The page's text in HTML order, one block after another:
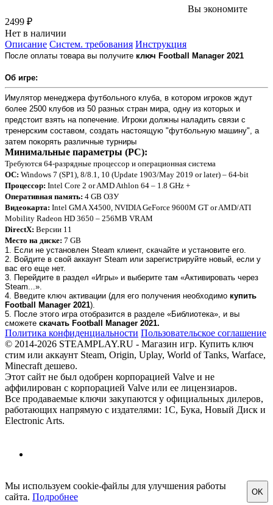
Вы экономите
2499 ₽
Нет в наличии
Описание Систем. требования Инструкция
После оплаты товара вы получите ключ Football Manager 2021
Об игре:
Имулятор менеджера футбольного клуба, в котором игроков ждут
более 2500 клубов из 50 разных стран мира, одну из которых и
предстоит взять на попечение. Игроки должны наладить связи с
тренерским составом, создать настоящую "футбольную машину", а
затем покорять различные турниры
Минимальные параметры (PC):
Требуются 64-разрядные процессор и операционная система
ОС: Windows 7 (SP1), 8/8.1, 10 (Update 1903/May 2019 or later) – 64-bit
Процессор: Intel Core 2 or AMD Athlon 64 – 1.8 GHz +
Оперативная память: 4 GB ОЗУ
Видеокарта: Intel GMA X4500, NVIDIA GeForce 9600M GT or AMD/ATI
Mobility Radeon HD 3650 – 256MB VRAM
DirectX: Версии 11
Место на диске: 7 GB
1. Если не установлен Steam клиент, скачайте и установите его.
2. Войдите в свой аккаунт Steam или зарегистрируйте новый, если у
вас его еще нет.
3. Перейдите в раздел «Игры» и выберите там «Активировать через
Steam...».
4. Введите ключ активации (для его получения необходимо купить
Football Manager 2021).
5. После этого игра отобразится в разделе «Библиотека», и вы
сможете скачать Football Manager 2021.
Политика конфиденциальности Пользовательское соглашение
© 2014-2026 STEAMPLAY.RU - Магазин игр. Купить ключ
стим или аккаунт Steam, Origin, Uplay, World of Tanks, Warface,
Minecraft дешево.
Этот сайт не был одобрен корпорацией Valve и не
аффилирован с корпорацией Valve или ее лицензиаров.
Все продаваемые ключи закупаются у официальных дилеров,
работающих напрямую с издателями: 1С, Бука, Новый Диск и
Electronic Arts.
Мы используем cookie-файлы для улучшения работы
сайта. Подробнее OK